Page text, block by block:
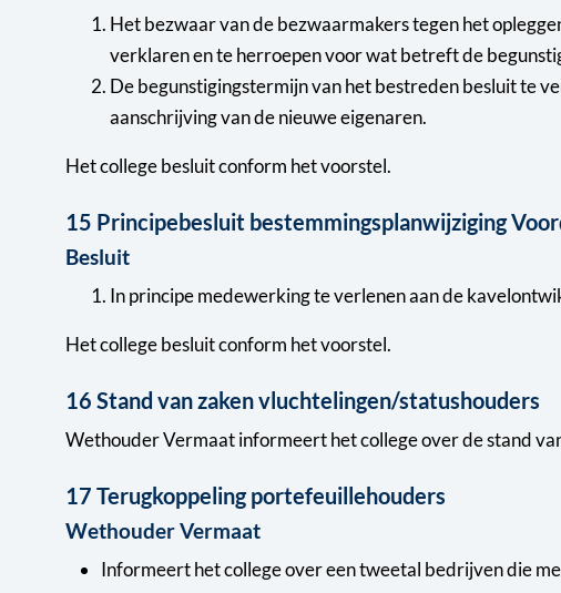
Het bezwaar van de bezwaarmakers tegen het
verklaren en te herroepen voor wat betreft de
De begunstigingstermijn van het bestreden besluit te
aanschrijving van de nieuwe eigenaren.
Het college besluit conform het voorstel.
15 Principebesluit bestemmingsplanwijziging
Besluit
In principe medewerking te verlenen aan de
Het college besluit conform het voorstel.
16 Stand van zaken vluchtelingen/statushouders
Wethouder Vermaat informeert het college over de stand
17 Terugkoppeling portefeuillehouders
Wethouder Vermaat
Informeert het college over een tweetal bedrijven die